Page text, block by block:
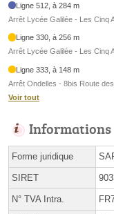
Ligne 512, à 284 m
Arrêt Lycée Galilée - Les Cinq
Ligne 330, à 256 m
Arrêt Lycée Galilée - Les Cinq
Ligne 333, à 148 m
Arrêt Ondelles - 8bis Route
Voir tout
Informations
Forme juridique
SIRET
N° TVA Intra.